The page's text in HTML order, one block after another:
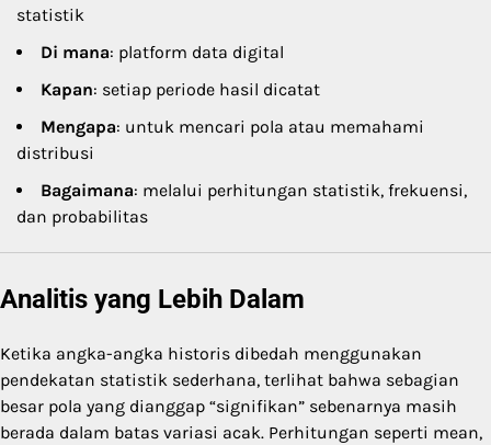
statistik
Di mana: platform data digital
Kapan: setiap periode hasil dicatat
Mengapa: untuk mencari pola atau memahami
distribusi
Bagaimana: melalui perhitungan statistik, frekuensi,
dan probabilitas
Analitis yang Lebih Dalam
Ketika angka-angka historis dibedah menggunakan
pendekatan statistik sederhana, terlihat bahwa sebagian
besar pola yang dianggap “signifikan” sebenarnya masih
berada dalam batas variasi acak. Perhitungan seperti mean,